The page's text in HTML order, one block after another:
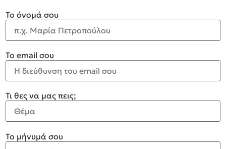
Το όνομά σου
Το email σου
Τι θες να μας πεις;
Το μήνυμά σου